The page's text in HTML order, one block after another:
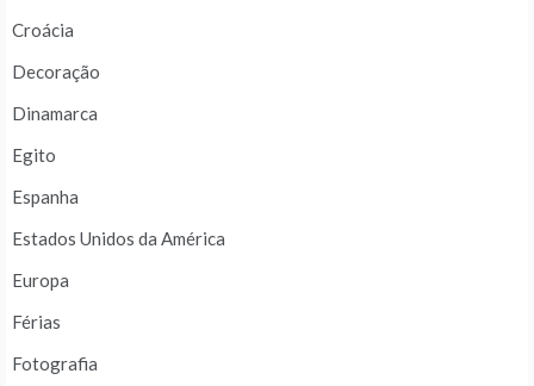
Croácia
Decoração
Dinamarca
Egito
Espanha
Estados Unidos da América
Europa
Férias
Fotografia